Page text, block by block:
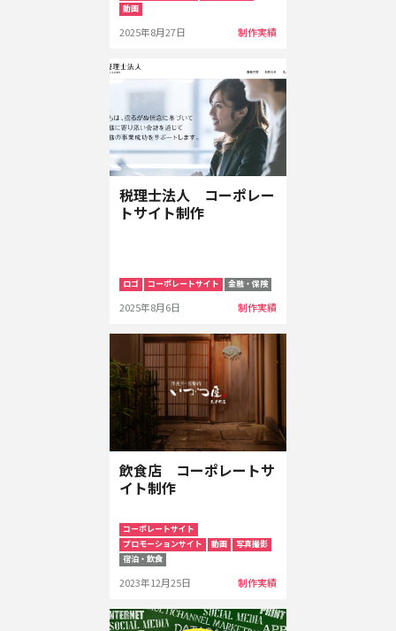
動画
2025年8月27日 制作実績
税理士法人 コーポレー
トサイト制作
ロゴ コーポレートサイト 金融・保険
2025年8月6日 制作実績
飲食店 コーポレートサ
イト制作
コーポレートサイト
プロモーションサイト
動画
写真撮影
宿泊・飲食
2023年12月25日 制作実績